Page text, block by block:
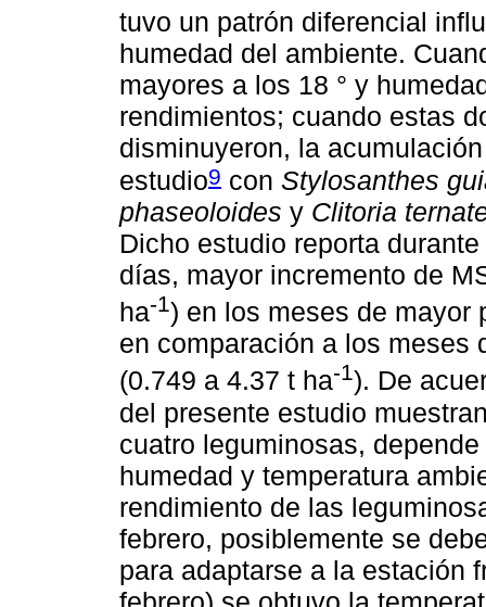
tuvo un patrón diferencial
humedad del ambiente.
mayores a los 18 ° y
rendimientos; cuando estas
disminuyeron, la
estudio9 con Stylosanthes
phaseoloides y Clitoria
Dicho estudio reporta
días, mayor incremento de
ha-1) en los meses de mayor
en comparación a los meses
(0.749 a 4.37 t ha-1). De
del presente estudio
cuatro leguminosas,
humedad y temperatura
rendimiento de las
febrero, posiblemente se
para adaptarse a la estación